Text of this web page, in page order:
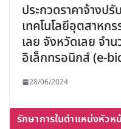
ประกวดราคาจ้างป
เทคโนโลยีอุตสาหก
เลย จังหวัดเลย จำ
อิเล็กทรอนิกส์ (e-
28/06/2024
รักษาการในตำแหน่งหัวห